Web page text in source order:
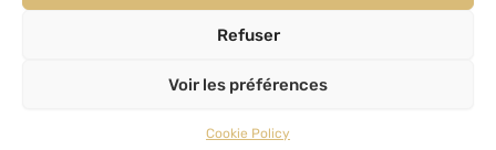
Refuser
Voir les préférences
Cookie Policy
Pour recevoir des nouvelles exclusives de Chiourim.com et
gratuitement en cliquant ici !!